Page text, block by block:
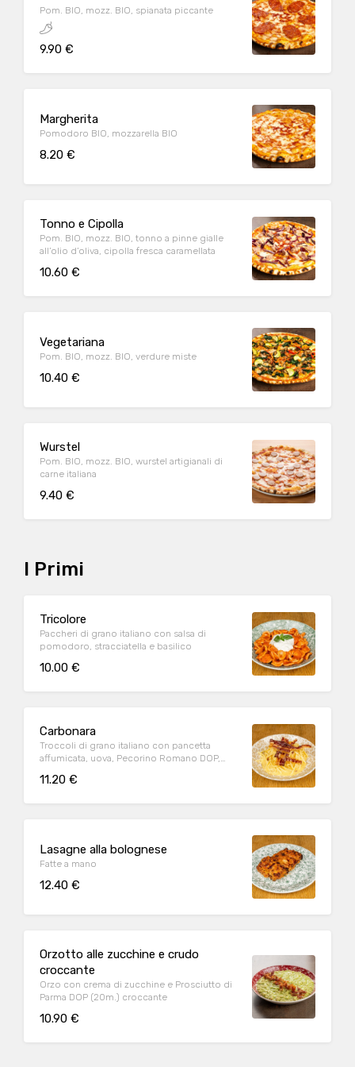
Pom. BIO, mozz. BIO, spianata piccante
9.90 €
Margherita
Pomodoro BIO, mozzarella BIO
8.20 €
Tonno e Cipolla
Pom. BIO, mozz. BIO, tonno a pinne gialle
all’olio d’oliva, cipolla fresca caramellata
10.60 €
Vegetariana
Pom. BIO, mozz. BIO, verdure miste
10.40 €
Wurstel
Pom. BIO, mozz. BIO, wurstel artigianali di
carne italiana
9.40 €
I Primi
Tricolore
Paccheri di grano italiano con salsa di
pomodoro, stracciatella e basilico
10.00 €
Carbonara
Troccoli di grano italiano con pancetta
affumicata, uova, Pecorino Romano DOP,
11.20 €
Lasagne alla bolognese
Fatte a mano
12.40 €
Orzotto alle zucchine e crudo
croccante
Orzo con crema di zucchine e Prosciutto di
Parma DOP (20m.) croccante
10.90 €